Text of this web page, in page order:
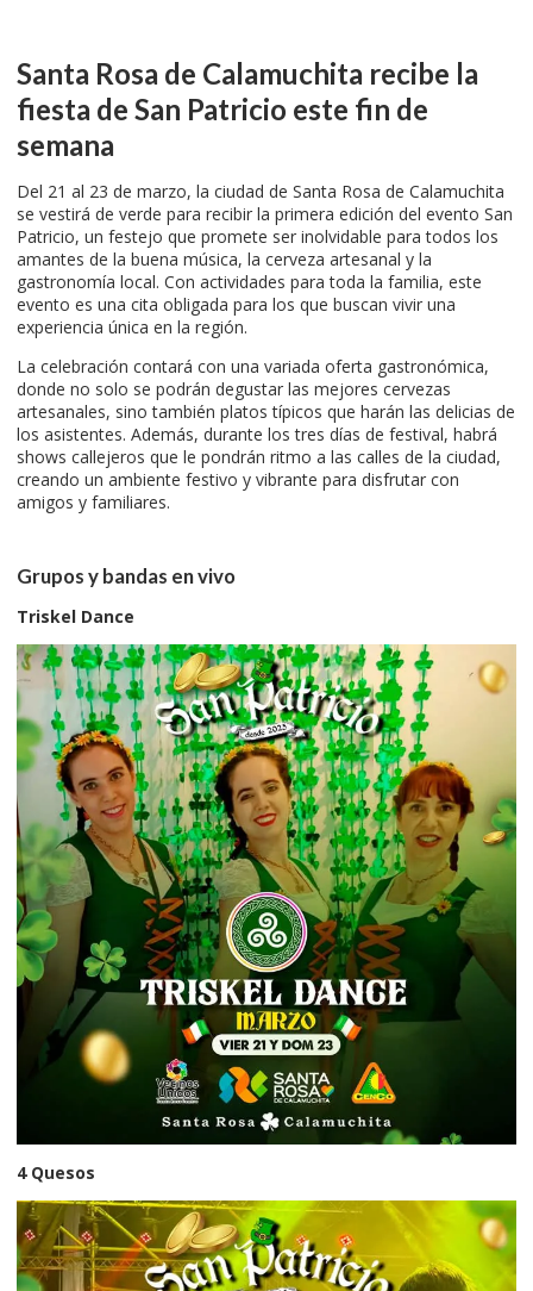
Santa Rosa de Calamuchita recibe la
fiesta de San Patricio este fin de
semana
Del 21 al 23 de marzo, la ciudad de Santa Rosa de Calamuchita
se vestirá de verde para recibir la primera edición del evento San
Patricio, un festejo que promete ser inolvidable para todos los
amantes de la buena música, la cerveza artesanal y la
gastronomía local. Con actividades para toda la familia, este
evento es una cita obligada para los que buscan vivir una
experiencia única en la región.
La celebración contará con una variada oferta gastronómica,
donde no solo se podrán degustar las mejores cervezas
artesanales, sino también platos típicos que harán las delicias de
los asistentes. Además, durante los tres días de festival, habrá
shows callejeros que le pondrán ritmo a las calles de la ciudad,
creando un ambiente festivo y vibrante para disfrutar con
amigos y familiares.
Grupos y bandas en vivo
Triskel Dance
4 Quesos